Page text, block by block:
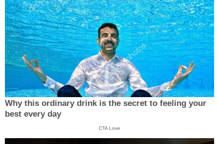
Why this ordinary drink is the secret to feeling your
best every day
CTA Love